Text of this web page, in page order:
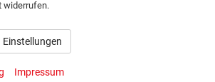
widerrufen.
Einstellungen
Impressum